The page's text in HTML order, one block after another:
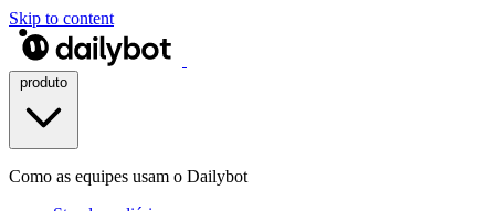
Skip to content
Como as equipes usam o Dailybot